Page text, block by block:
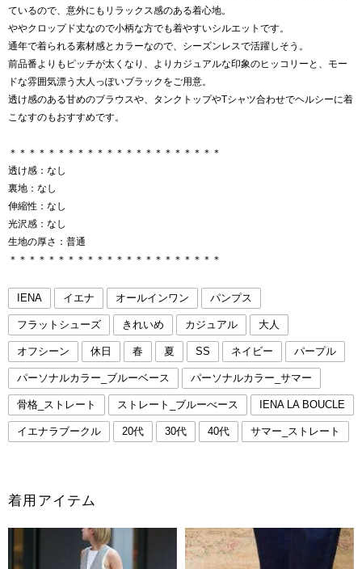
ているので、意外にもリラックス感のある着心地。
ややクロップド丈なので小柄な方でも着やすいシルエットです。
通年で着られる素材感とカラーなので、シーズンレスで活躍しそう。
前品番よりもピッチが太くなり、よりカジュアルな印象のヒッコリーと、モー
ドな雰囲気漂う大人っぽいブラックをご用意。
透け感のある甘めのブラウスや、タンクトップやTシャツ合わせでヘルシーに着
こなすのもおすすめです。
＊＊＊＊＊＊＊＊＊＊＊＊＊＊＊＊＊＊＊＊＊＊
透け感：なし
裏地：なし
伸縮性：なし
光沢感：なし
生地の厚さ：普通
＊＊＊＊＊＊＊＊＊＊＊＊＊＊＊＊＊＊＊＊＊＊
IENA イエナ オールインワン パンプス
フラットシューズ きれいめ カジュアル 大人
オフシーン 休日 春 夏 SS ネイビー パープル
パーソナルカラー_ブルーベース パーソナルカラー_サマー
骨格_ストレート ストレート_ブルーべース IENA LA BOUCLE
イエナラブークル 20代 30代 40代 サマー_ストレート
着用アイテム